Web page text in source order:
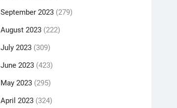
September 2023 (279)
August 2023 (222)
July 2023 (309)
June 2023 (423)
May 2023 (295)
April 2023 (324)